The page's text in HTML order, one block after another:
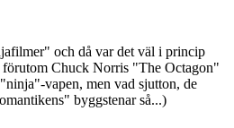
och då var det väl i princip
Chuck Norris "The Octagon"
vapen, men vad sjutton, de
byggstenar så...)